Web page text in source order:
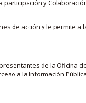
y
de acción y le permite
de la Oficina
a la Información